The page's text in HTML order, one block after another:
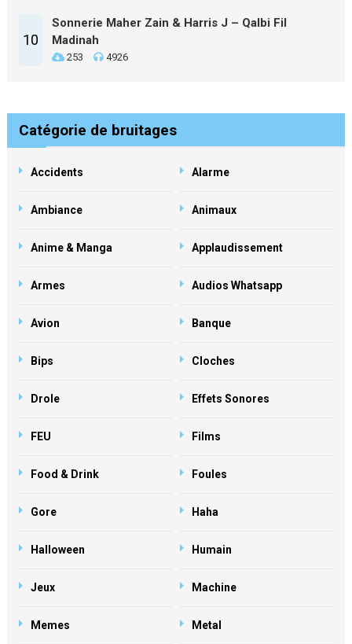
10
Sonnerie Maher Zain & Harris J – Qalbi Fil
Madinah
253 4926
Catégorie de bruitages
Accidents Alarme
Ambiance Animaux
Anime & Manga Applaudissement
Armes Audios Whatsapp
Avion Banque
Bips Cloches
Drole Effets Sonores
FEU Films
Food & Drink Foules
Gore Haha
Halloween Humain
Jeux Machine
Memes Metal